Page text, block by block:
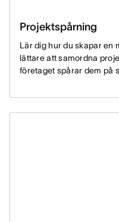
Projektspårning
Lär dig hur du skapar en
lättare att samordna
företaget spårar dem på